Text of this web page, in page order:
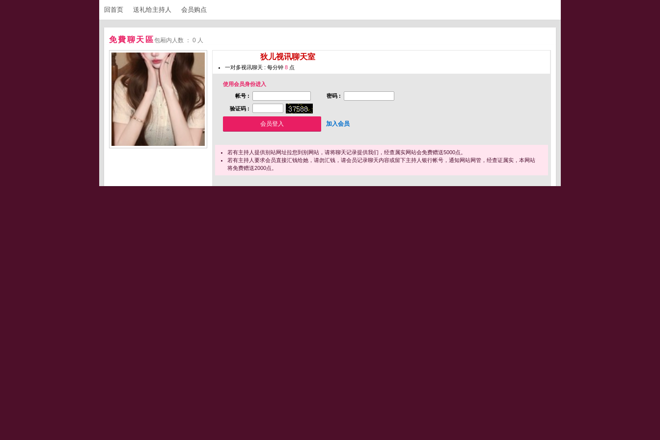
回首页 送礼给主持人 会员购点
免費聊天區包厢内人数 ： 0 人
狄儿视讯聊天室
一对多视讯聊天 : 每分钟 8 点
使用会员身份进入
帐号 :
密码 :
验证码 :
加入会员
若有主持人提供别站网址拉您到别网站，请将聊天记录提供我们，经查属实网站会免费赠送5000点。
若有主持人要求会员直接汇钱给她，请勿汇钱，请会员记录聊天内容或留下主持人银行帐号，通知网站网管，经查证属实，本网站
将免费赠送2000点。